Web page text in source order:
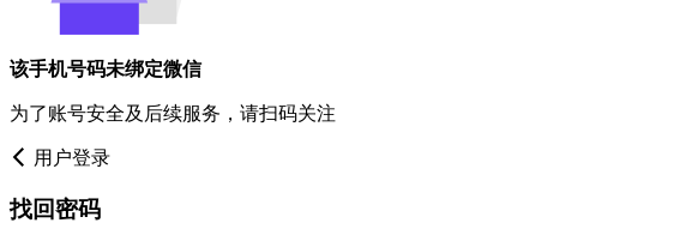
该手机号码未绑定微信
为了账号安全及后续服务，请扫码关注
用户登录
找回密码